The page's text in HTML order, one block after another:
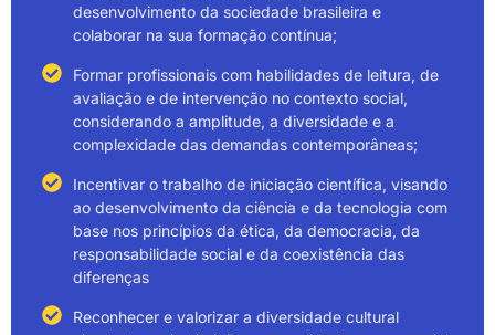
desenvolvimento da sociedade brasileira e
colaborar na sua formação contínua;
Formar profissionais com habilidades de leitura, de
avaliação e de intervenção no contexto social,
considerando a amplitude, a diversidade e a
complexidade das demandas contemporâneas;
Incentivar o trabalho de iniciação científica, visando
ao desenvolvimento da ciência e da tecnologia com
base nos princípios da ética, da democracia, da
responsabilidade social e da coexistência das
diferenças
Reconhecer e valorizar a diversidade cultural